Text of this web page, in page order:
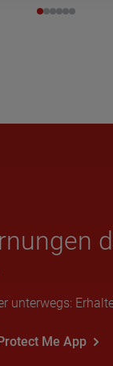
unterwegs:
Me App